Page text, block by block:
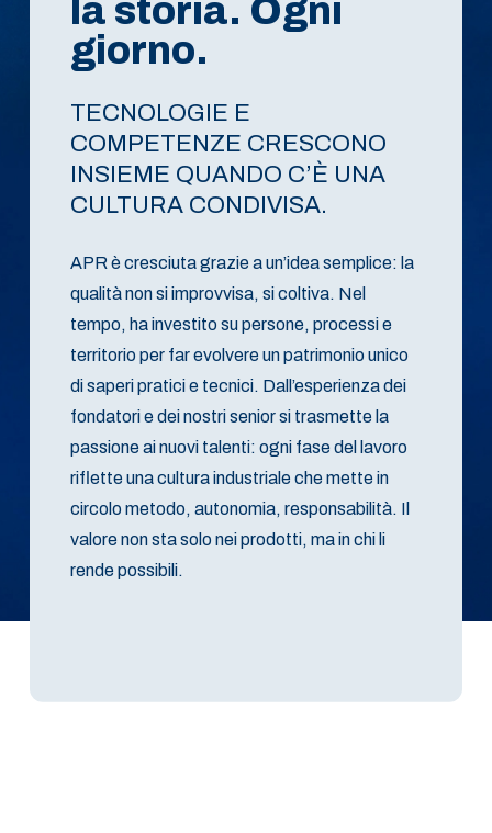
la storia. Ogni
giorno.
TECNOLOGIE E
COMPETENZE CRESCONO
INSIEME QUANDO C’È UNA
CULTURA CONDIVISA.
APR è cresciuta grazie a un’idea semplice: la
qualità non si improvvisa, si coltiva. Nel
tempo, ha investito su persone, processi e
territorio per far evolvere un patrimonio unico
di saperi pratici e tecnici. Dall’esperienza dei
fondatori e dei nostri senior si trasmette la
passione ai nuovi talenti: ogni fase del lavoro
riflette una cultura industriale che mette in
circolo metodo, autonomia, responsabilità. Il
valore non sta solo nei prodotti, ma in chi li
rende possibili.